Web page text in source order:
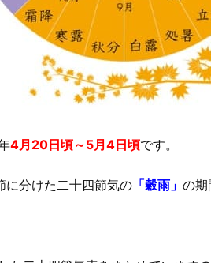
4月20日頃～5月4日頃です。
に分けた二十四節気の 「穀雨」 の期